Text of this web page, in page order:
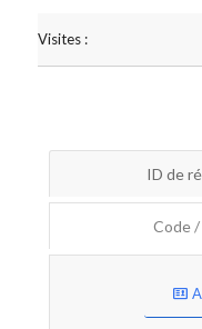
Visites :
ID de
Code